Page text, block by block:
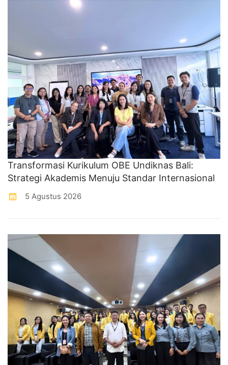
Transformasi Kurikulum OBE Undiknas Bali:
Strategi Akademis Menuju Standar Internasional
5 Agustus 2026